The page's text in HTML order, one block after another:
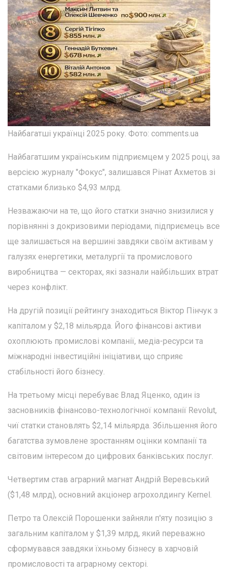
Найбагатші українці 2025 року. Фото: comments.ua
Найбагатшим українським підприємцем у 2025 році, за
версією журналу "Фокус", залишався Рінат Ахметов зі
статками близько $4,93 млрд.
Незважаючи на те, що його статки значно знизилися у
порівнянні з докризовими періодами, підприємець все
ще залишається на вершині завдяки своїм активам у
галузях енергетики, металургії та промислового
виробництва — секторах, які зазнали найбільших втрат
через конфлікт.
На другій позиції рейтингу знаходиться Віктор Пінчук з
капіталом у $2,18 мільярда. Його фінансові активи
охоплюють промислові компанії, медіа-ресурси та
міжнародні інвестиційні ініціативи, що сприяє
стабільності його бізнесу.
На третьому місці перебуває Влад Яценко, один із
засновників фінансово-технологічної компанії Revolut,
чиї статки становлять $2,14 мільярда. Збільшення його
багатства зумовлене зростанням оцінки компанії та
світовим інтересом до цифрових банківських послуг.
Четвертим став аграрний магнат Андрій Веревський
($1,48 млрд), основний акціонер агрохолдингу Kernel.
Петро та Олексій Порошенки зайняли п'яту позицію з
загальним капіталом у $1,39 млрд, який переважно
сформувався завдяки їхньому бізнесу в харчовій
промисловості та аграрному секторі.